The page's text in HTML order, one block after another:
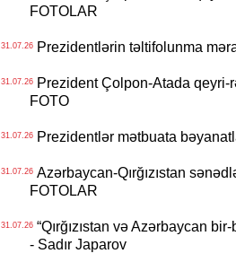
FOTOLAR
31.07.26Prezidentlərin təltifolunma
31.07.26Prezident Çolpon-Atada qeyri-
FOTO
31.07.26Prezidentlər mətbuata
31.07.26Azərbaycan-Qırğızıstan
FOTOLAR
31.07.26“Qırğızıstan və Azərbaycan
- Sadır Japarov